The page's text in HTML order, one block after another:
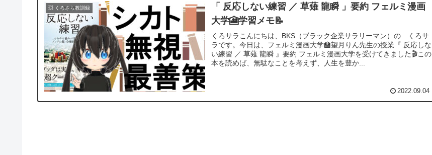
💥 くろさら教訓録
「 反応しない練習 ／ 草薙 龍瞬 」要約 フェルミ漫画
大学🎦学習メモ📝
くろサラこんにちは、BKS（ブラック企業サラリーマン）の くろサ
ラです。今日は、フェルミ漫画大学🏫望月りん先生の授業『 反応しな
い練習 ／ 草薙 龍瞬 』要約 フェルミ漫画大学を受けてきました🎬この
本を読めば、無駄なことを考えず、人生を豊か...
2022.09.04